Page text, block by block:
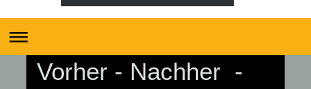
Vorher - Nachher -